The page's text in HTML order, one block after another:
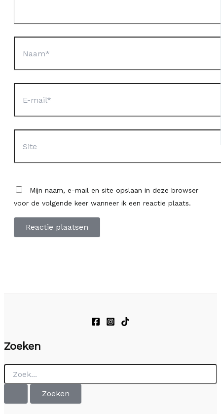
mail*
Mijn naam, e-mail en site opslaan in deze browser
voor de volgende keer wanneer ik een reactie plaats.
Zoeken
Zoek
naar: